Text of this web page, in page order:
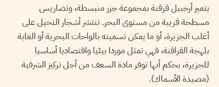
يتميز أرخبيل قرقنة بمجموعة جزر منبسطة، وتضاريس
مسطحة قريبة من مستوى البحر. تنتشر أشجار النخيل على
أغلب الجزيرة، أو ما يمكن تسميته بالواحات البحرية أو الغابة
بلهجة القراقنة، فهي تمثل موردا بيئيا واقتصاديا أساسيا
للجزيرة، بحكم أنها توفر مادة السعف من أجل تركيز الشرفية
(مصيدة الأسماك).